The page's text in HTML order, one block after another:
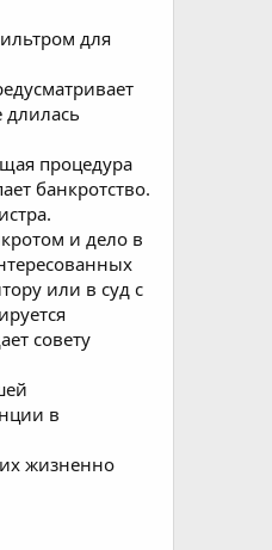
для
длилась
процедура
банкротство.
и дело в
или в суд с
совету
в
жизненно